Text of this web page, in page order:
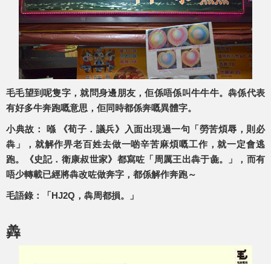
毛毛望到呢隻字，就問身邊朋友，佢係唔係叫牛牛牛。犇係代表
有好多牛奔跑嘅意思，佢同時都係奔嘅異體字。
小典故 ： 喺 《荀子．議兵》入面出現過一句「勞苦煩辱，則必
犇」，就解作畀老百姓去做一啲辛苦麻煩嘅工作，就一定會逃
跑。《史記．衛康叔世家》都寫咗「周厲王出犇于彘。」，而有
唔少轉載已經將犇改咗做奔字，都係解作奔跑～
毛語錄：「HJ2Q，犇周都損。」
羴